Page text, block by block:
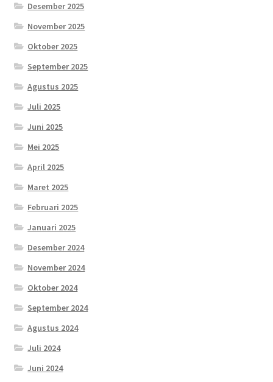
Desember 2025
November 2025
Oktober 2025
September 2025
Agustus 2025
Juli 2025
Juni 2025
Mei 2025
April 2025
Maret 2025
Februari 2025
Januari 2025
Desember 2024
November 2024
Oktober 2024
September 2024
Agustus 2024
Juli 2024
Juni 2024